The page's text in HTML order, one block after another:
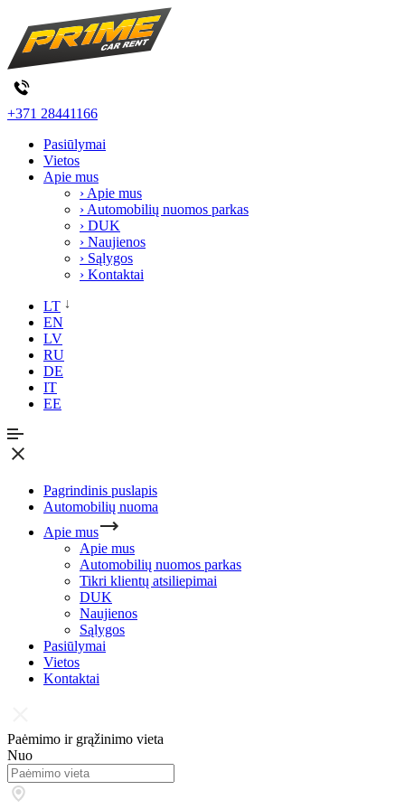
+371 28441166
Pasiūlymai
Vietos
Apie mus
› Apie mus
› Automobilių nuomos parkas
› DUK
› Naujienos
› Sąlygos
› Kontaktai
LT
EN
LV
RU
DE
IT
EE
Pagrindinis puslapis
Automobilių nuoma
Apie mus
Apie mus
Automobilių nuomos parkas
Tikri klientų atsiliepimai
DUK
Naujienos
Sąlygos
Pasiūlymai
Vietos
Kontaktai
Paėmimo ir grąžinimo vieta
Nuo